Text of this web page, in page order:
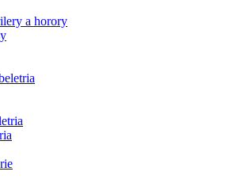
a horory